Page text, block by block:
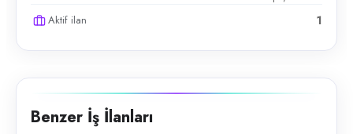
Aktif ilan 1
Benzer İş İlanları